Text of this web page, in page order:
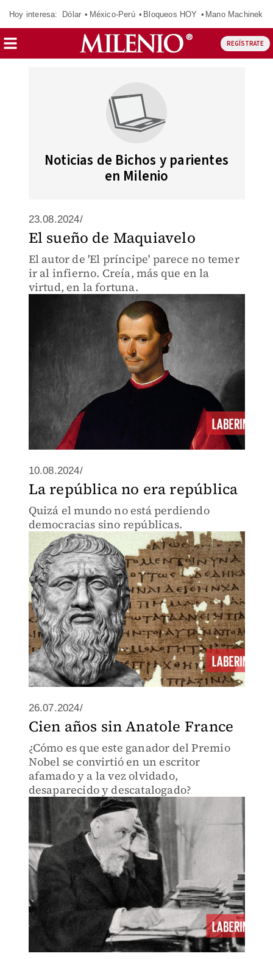
Hoy interesa: Dólar México-Perú Bloqueos HOY Mano Machinek
REGÍSTRATE
Noticias de Bichos y parientes
en Milenio
23.08.2024/
El sueño de Maquiavelo
El autor de 'El príncipe' parece no temer
ir al infierno. Creía, más que en la
virtud, en la fortuna.
10.08.2024/
La república no era república
Quizá el mundo no está perdiendo
democracias sino repúblicas.
26.07.2024/
Cien años sin Anatole France
¿Cómo es que este ganador del Premio
Nobel se convirtió en un escritor
afamado y a la vez olvidado,
desaparecido y descatalogado?